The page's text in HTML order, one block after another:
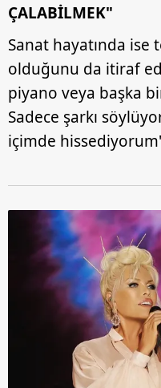
ÇALABİLMEK"
Sanat hayatında ise
olduğunu da itiraf
piyano veya başka
Sadece şarkı
içimde